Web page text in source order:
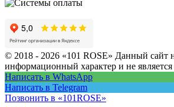
© 2018 - 2026 «101 ROSE» Данный сайт
информационный характер и не
Написать в WhatsApp
Написать в Telegram
Позвонить в «101ROSE»